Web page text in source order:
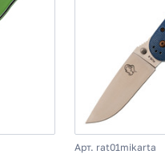
Арт. rat01mikarta